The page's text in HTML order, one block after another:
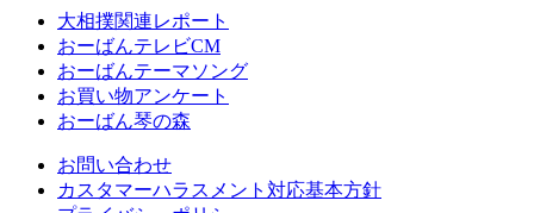
大相撲関連レポート
おーばんテレビCM
おーばんテーマソング
お買い物アンケート
おーばん琴の森
お問い合わせ
カスタマーハラスメント対応基本方針